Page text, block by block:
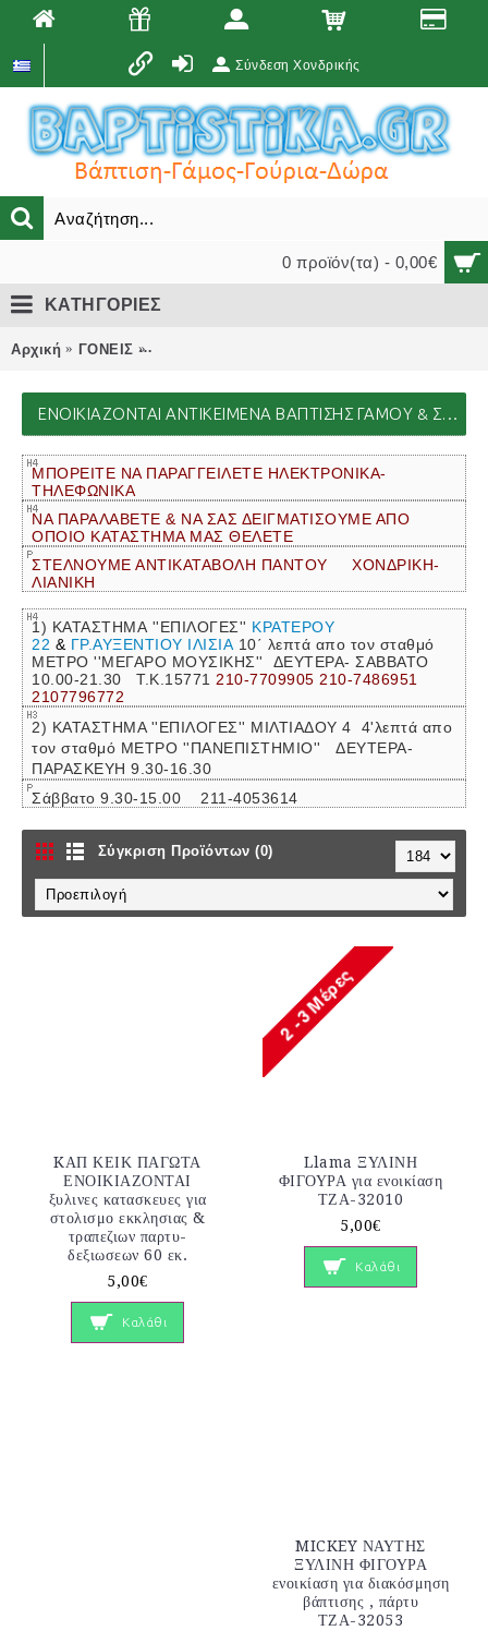
Σύνδεση Χονδρικής
0 προϊόν(τα) - 0,00€
ΚΑΤΗΓΟΡΙΕΣ
Αρχική ΓΟΝΕΙΣ ΕΝΟΙΚΙΑΖΟΝΤΑΙ ΑΝΤΙΚΕΙΜΕΝΑ ΒΑΠΤΙΣΗΣ
ΕΝΟΙΚΙΑΖΟΝΤΑΙ ΑΝΤΙΚΕΙΜΕΝΑ ΒΑΠΤΙΣΗΣ ΓΑΜΟΥ & ΣΤΟΛΙΣΜΩΝ
ΜΠΟΡΕΙΤΕ ΝΑ ΠΑΡΑΓΓΕΙΛΕΤΕ ΗΛΕΚΤΡΟΝΙΚΑ-
ΤΗΛΕΦΩΝΙΚΑ
ΝΑ ΠΑΡΑΛΑΒΕΤΕ & ΝΑ ΣΑΣ ΔΕΙΓΜΑΤΙΣΟΥΜΕ ΑΠΟ
ΟΠΟΙΟ ΚΑΤΑΣΤΗΜΑ ΜΑΣ ΘΕΛΕΤΕ
ΣΤΕΛΝΟΥΜΕ ΑΝΤΙΚΑΤΑΒΟΛΗ ΠΑΝΤΟΥ ΧΟΝΔΡΙΚΗ-
ΛΙΑΝΙΚΗ
1) ΚΑΤΑΣΤΗΜΑ ''ΕΠΙΛΟΓΕΣ'' ΚΡΑΤΕΡΟΥ
22 & ΓΡ.ΑΥΞΕΝΤΙΟΥ ΙΛΙΣΙΑ 10΄ λεπτά απο τον σταθμό
ΜΕΤΡΟ ''ΜΕΓΑΡΟ ΜΟΥΣΙΚΗΣ''
ΔΕΥΤΕΡΑ- ΣΑΒΒΑΤΟ
10.00-21.30 Τ.Κ.15771 210-7709905 210-7486951
2107796772
2) ΚΑΤΑΣΤΗΜΑ ''ΕΠΙΛΟΓΕΣ'' ΜΙΛΤΙΑΔΟΥ 4 4'λεπτά απο
τον σταθμό ΜΕΤΡΟ ''ΠΑΝΕΠΙΣΤΗΜΙΟ'' ΔΕΥΤΕΡΑ-
ΠΑΡΑΣΚΕΥΗ 9.30-16.30
Σάββατο 9.30-15.00 211-4053614
Σύγκριση Προϊόντων (0)
KΑΠ ΚΕΙΚ ΠΑΓΩΤΑ
ΕΝΟΙΚΙΑΖΟΝΤΑΙ
ξυλινες κατασκευες για
στολισμο εκκλησιας &
τραπεζιων παρτυ-
δεξιωσεων 60 εκ.
5,00€
Καλάθι
Llama ΞΥΛΙΝΗ
ΦΙΓΟΥΡΑ για ενοικίαση
ΤΖΑ-32010
5,00€
Καλάθι
MICKEY ΝΑΥΤΗΣ
ΞΥΛΙΝΗ ΦΙΓΟΥΡΑ
ενοικίαση για διακόσμηση
βάπτισης , πάρτυ
ΤΖΑ-32053